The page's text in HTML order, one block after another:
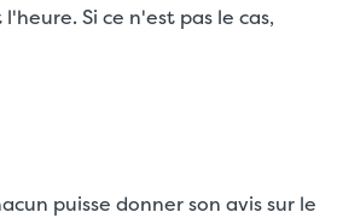
Si ce n'est pas le cas,
puisse donner son avis sur le